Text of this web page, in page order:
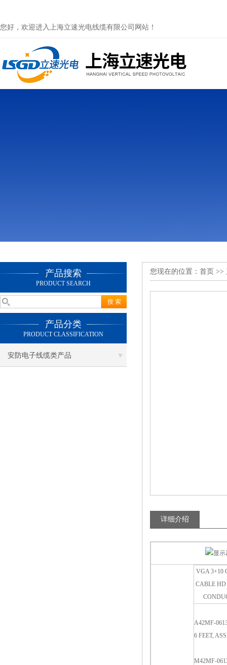
您好，欢迎进入上海立速光电线缆有限公司网站！
产品搜索
PRODUCT SEARCH
产品分类
PRODUCT CLASSIFICATION
安防电子线缆类产品
您现在的位置： 首页 >>
详细介绍
VGA 3+10
CABLE HD
A42MF-
6 FEET,
M42MF-